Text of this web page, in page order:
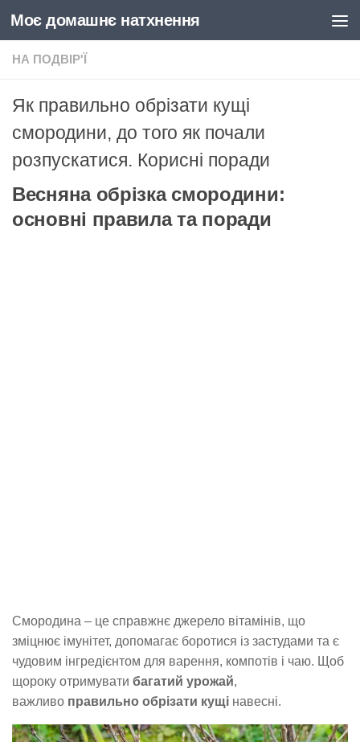
Skip to content
Моє домашнє натхнення
НА ПОДВІР'Ї
Як правильно обрізати кущі
смородини, до того як почали
розпускатися. Корисні поради
Весняна обрізка смородини:
основні правила та поради
Смородина – це справжнє джерело вітамінів, що
зміцнює імунітет, допомагає боротися із застудами та є
чудовим інгредієнтом для варення, компотів і чаю. Щоб
щороку отримувати багатий урожай,
важливо правильно обрізати кущі навесні.